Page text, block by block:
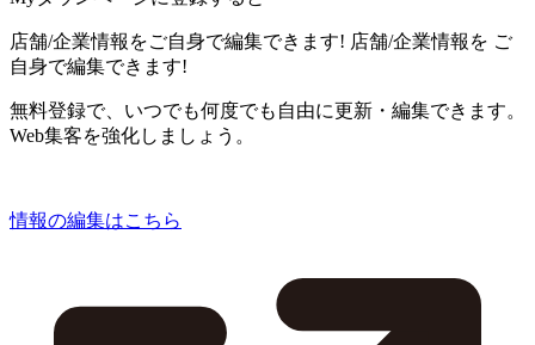
店舗/企業情報をご自身で編集できます! 店舗/企業情報を ご
自身で編集できます!
無料登録で、いつでも何度でも自由に更新・編集できます。
Web集客を強化しましょう。
情報の編集はこちら